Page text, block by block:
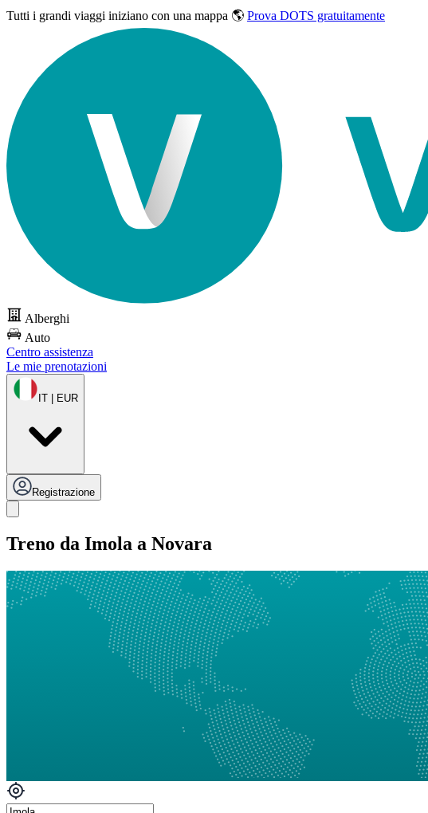
Tutti i grandi viaggi iniziano con una mappa 🌎 Prova DOTS gratuitamente
Alberghi
Auto
Centro assistenza
Le mie prenotazioni
IT | EUR
Registrazione
Treno da Imola a Novara